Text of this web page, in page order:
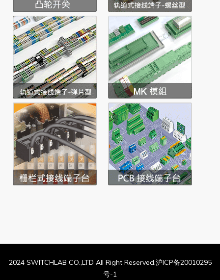
2024 SWITCHLAB CO.,LTD All Right Reserved.沪ICP备20010295
号-1